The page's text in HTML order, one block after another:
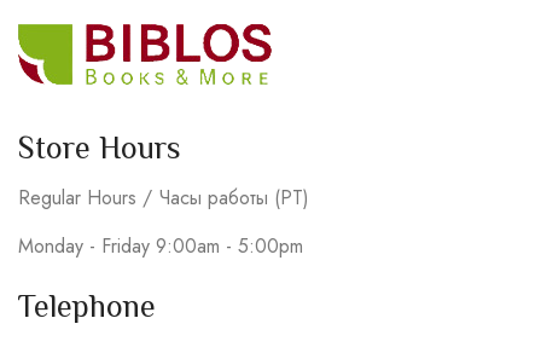
Store Hours
Regular Hours / Часы работы (PT)
Monday - Friday 9:00am - 5:00pm
Telephone